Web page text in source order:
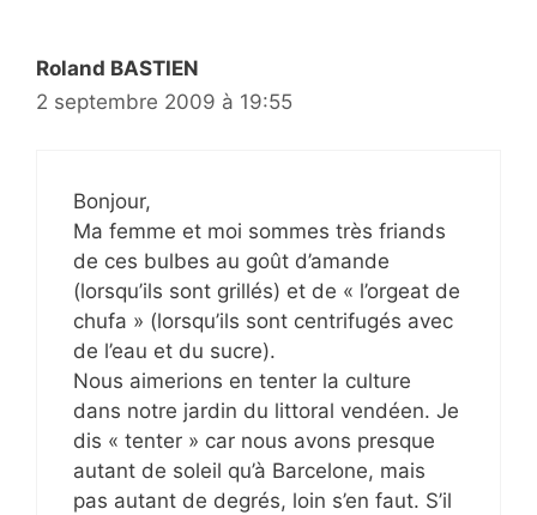
Roland BASTIEN
2 septembre 2009 à 19:55
Bonjour,
Ma femme et moi sommes très friands
de ces bulbes au goût d’amande
(lorsqu’ils sont grillés) et de « l’orgeat de
chufa » (lorsqu’ils sont centrifugés avec
de l’eau et du sucre).
Nous aimerions en tenter la culture
dans notre jardin du littoral vendéen. Je
dis « tenter » car nous avons presque
autant de soleil qu’à Barcelone, mais
pas autant de degrés, loin s’en faut. S’il